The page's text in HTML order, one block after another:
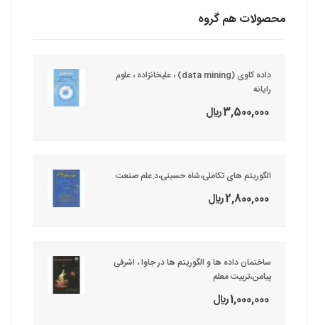
محصولات هم گروه
داده کاوی (data mining) ، علیخانزاده ، علوم
رایانه
3,500,000 ريال
الگوریتم های تکاملی،شاه حسینی،د.علم صنعت
2,800,000 ريال
ساختمان داده ها و الگوریتم ها در جاوا ، اشرفی
پیامن،تربیت معلم
1,000,000 ريال